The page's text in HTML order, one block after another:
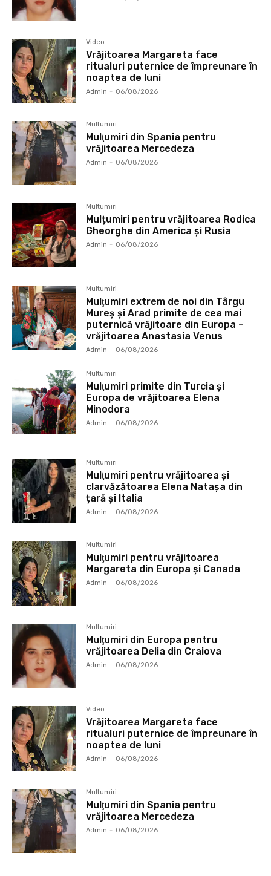
Video
Vrăjitoarea Margareta face
ritualuri puternice de împreunare în
noaptea de luni
Admin - 06/08/2026
Multumiri
Mulţumiri din Spania pentru
vrăjitoarea Mercedeza
Admin - 06/08/2026
Multumiri
Mulțumiri pentru vrăjitoarea Rodica
Gheorghe din America și Rusia
Admin - 06/08/2026
Multumiri
Mulţumiri extrem de noi din Târgu
Mureș și Arad primite de cea mai
puternică vrăjitoare din Europa –
vrăjitoarea Anastasia Venus
Admin - 06/08/2026
Multumiri
Mulţumiri primite din Turcia și
Europa de vrăjitoarea Elena
Minodora
Admin - 06/08/2026
Multumiri
Mulţumiri pentru vrăjitoarea și
clarvăzătoarea Elena Natașa din
țară și Italia
Admin - 06/08/2026
Multumiri
Mulţumiri pentru vrăjitoarea
Margareta din Europa și Canada
Admin - 06/08/2026
Multumiri
Mulţumiri din Europa pentru
vrăjitoarea Delia din Craiova
Admin - 06/08/2026
Video
Vrăjitoarea Margareta face
ritualuri puternice de împreunare în
noaptea de luni
Admin - 06/08/2026
Multumiri
Mulţumiri din Spania pentru
vrăjitoarea Mercedeza
Admin - 06/08/2026